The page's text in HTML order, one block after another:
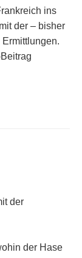
ins
der – bisher
der
der Hase